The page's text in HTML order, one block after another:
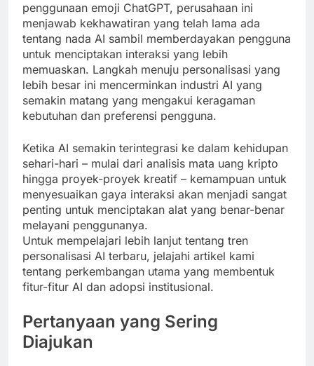
penggunaan emoji ChatGPT, perusahaan ini
menjawab kekhawatiran yang telah lama ada
tentang nada AI sambil memberdayakan pengguna
untuk menciptakan interaksi yang lebih
memuaskan. Langkah menuju personalisasi yang
lebih besar ini mencerminkan industri AI yang
semakin matang yang mengakui keragaman
kebutuhan dan preferensi pengguna.
Ketika AI semakin terintegrasi ke dalam kehidupan
sehari-hari – mulai dari analisis mata uang kripto
hingga proyek-proyek kreatif – kemampuan untuk
menyesuaikan gaya interaksi akan menjadi sangat
penting untuk menciptakan alat yang benar-benar
melayani penggunanya.
Untuk mempelajari lebih lanjut tentang tren
personalisasi AI terbaru, jelajahi artikel kami
tentang perkembangan utama yang membentuk
fitur-fitur AI dan adopsi institusional.
Pertanyaan yang Sering
Diajukan